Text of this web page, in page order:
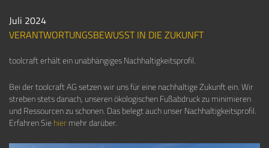
Juli 2024
VERANTWORTUNGSBEWUSST IN DIE ZUKUNFT
toolcraft erhält ein unabhängiges Nachhaltigkeitsprofil.
Bei der toolcraft AG setzen wir uns für eine nachhaltige Zukunft ein. Wir
streben stets danach, unseren ökologischen Fußabdruck zu minimieren
und Ressourcen zu schonen. Das belegt auch unser Nachhaltigkeitsprofil.
Erfahren Siehiermehr darüber.